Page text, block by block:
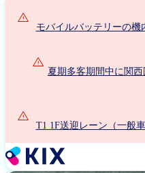
移
動
モバイルバッテリーの機
夏期多客期間中に関
T1 1F送迎レーン（一般